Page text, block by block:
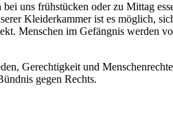
uns frühstücken oder zu Mittag
Kleiderkammer ist es möglich,
Menschen im Gefängnis werden
Gerechtigkeit und
gegen Rechts.